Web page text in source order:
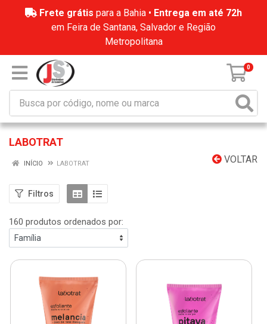
Frete grátis para a Bahia • Entrega em até 72h
em Feira de Santana, Salvador e Região
Metropolitana
0
LABOTRAT
VOLTAR
INÍCIO LABOTRAT
Filtros
160 produtos ordenados por: